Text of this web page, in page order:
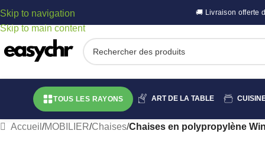
Skip to navigation
Skip to main content
🚚 Livraison offerte
TOUS LES RAYONS ART DE LA TABLE
Accueil /MOBILIER/Chaises/Chaises en polypropylène